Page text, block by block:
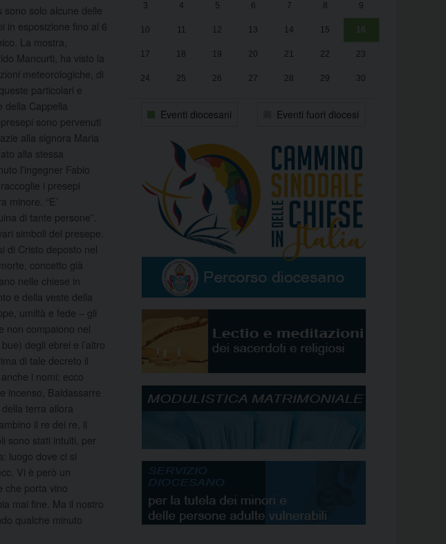
solo alcune delle
in esposizione fino al 6
La mostra,
Mancurti, ha visto la
meteorologiche, di
particolari e
della Cappella
sono pervenuti
alla signora Maria
alla stessa
l’ingegner Fabio
i presepi
minore. “E’
di tante persone”.
simboli del presepe.
di Cristo deposto nel
concetto già
nelle chiese in
e della veste della
umiltà e fede – gli
non compaiono nel
degli ebrei e l’altro
di tale decreto il
i nomi; ecco
incenso, Baldassarre
terra allora
il re dei re, il
sono stati intuiti, per
luogo dove ci si
Vi è però un
che porta vino
mai fine. Ma il nostro
qualche minuto
3 4 5 6 7 8 9
10 11 12 13 14 15 16
17 18 19 20 21 22 23
24 25 26 27 28 29 30
Eventi diocesani Eventi fuori diocesi